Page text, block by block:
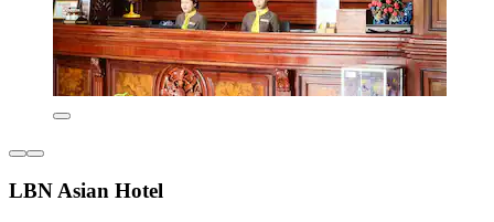
LBN Asian Hotel